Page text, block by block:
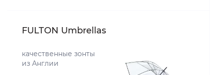
FULTON Umbrellas
качественные зонты
из Англии